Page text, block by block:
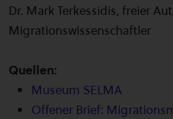
Dr. Mark Terkessidis, freier
Migrationswissenschaftler
Quellen:
Museum SELMA
Offener Brief: